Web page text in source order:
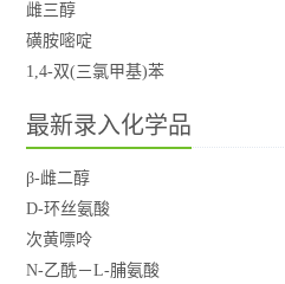
雌三醇
磺胺嘧啶
1,4-双(三氯甲基)苯
最新录入化学品
β-雌二醇
D-环丝氨酸
次黄嘌呤
N-乙酰－L-脯氨酸